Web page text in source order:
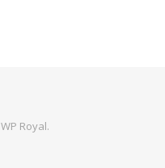
WP Royal.